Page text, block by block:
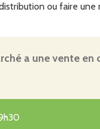
ou faire une
a une vente en